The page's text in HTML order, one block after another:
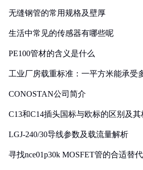
无缝钢管的常用规格及壁厚
生活中常见的传感器有哪些呢
PE100管材的含义是什么
工业厂房载重标准：一平方米能承受
CONOSTAN公司简介
C13和C14插头国标与欧标的区别及
LGJ-240/30导线参数及载流量解析
寻找nce01p30k MOSFET管的合适替